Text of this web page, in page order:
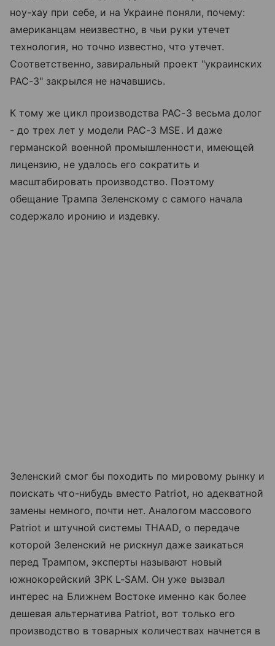
ноу-хау при себе, и на Украине поняли, почему:
американцам неизвестно, в чьи руки утечет
технология, но точно известно, что утечет.
Соответственно, завиральный проект "украинских
PAC-3" закрылся не начавшись.
К тому же цикл производства PAC-3 весьма долог
- до трех лет у модели PAC-3 MSE. И даже
германской военной промышленности, имеющей
лицензию, не удалось его сократить и
масштабировать производство. Поэтому
обещание Трампа Зеленскому с самого начала
содержало иронию и издевку.
Зеленский смог бы походить по мировому рынку и
поискать что-нибудь вместо Patriot, но адекватной
замены немного, почти нет. Аналогом массового
Patriot и штучной системы THAAD, о передаче
которой Зеленский не рискнул даже заикаться
перед Трампом, эксперты называют новый
южнокорейский ЗРК L-SAM. Он уже вызвал
интерес на Ближнем Востоке именно как более
дешевая альтернатива Patriot, вот только его
производство в товарных количествах начнется в